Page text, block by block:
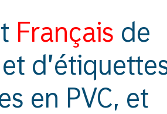
Français de
et
en PVC, et